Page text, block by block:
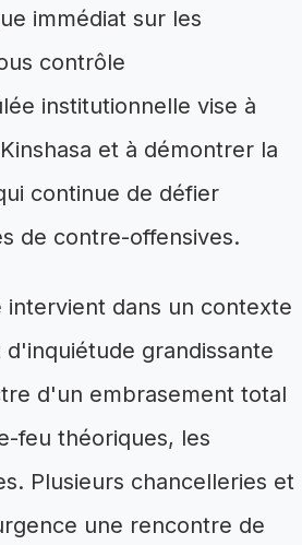
immédiat sur les
contrôle
institutionnelle vise à
et à démontrer la
continue de défier
de contre-offensives.
dans un contexte
grandissante
d'un embrasement total
feu théoriques, les
Plusieurs chancelleries et
une rencontre de